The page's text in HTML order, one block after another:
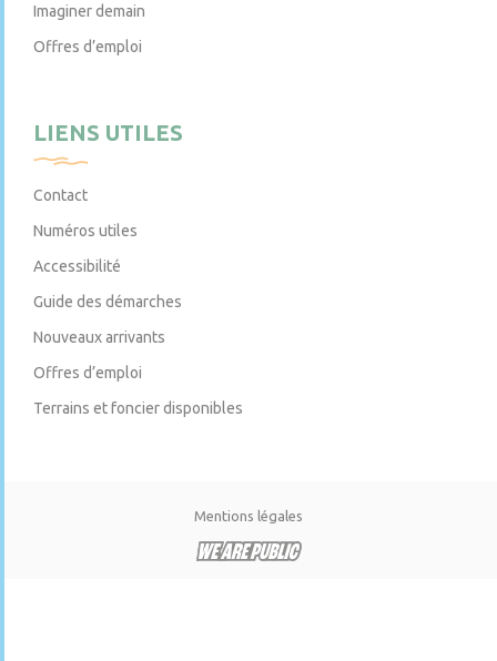
Imaginer demain
Offres d’emploi
LIENS UTILES
Contact
Numéros utiles
Accessibilité
Guide des démarches
Nouveaux arrivants
Offres d’emploi
Terrains et foncier disponibles
Mentions légales